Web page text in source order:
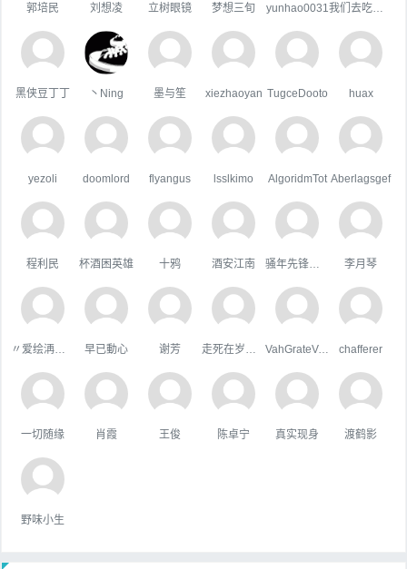
郭培民 刘想凌 立树眼镜 梦想三旬 yunhao0031
黑侠豆丁丁 丶Ning 墨与笙 xiezhaoyan TugceDooto huax
yezoli doomlord flyangus lsslkimo AlgoridmTot Aberlagsgef
程利民 杯酒困英雄 十鸦 酒安江南 李月琴
早已動心 谢芳 VahGrateVek chafferer
一切随缘 肖霞 王俊 陈卓宁 真实现身 渡鹤影
野味小生